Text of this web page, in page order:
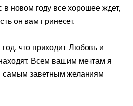
в новом году все хорошее ждет,
он вам принесет.
что приходит, Любовь и
Всем вашим мечтам я
самым заветным желаниям